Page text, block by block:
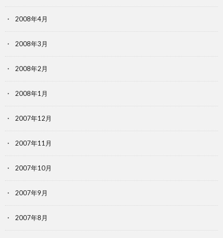
2008年4月
2008年3月
2008年2月
2008年1月
2007年12月
2007年11月
2007年10月
2007年9月
2007年8月